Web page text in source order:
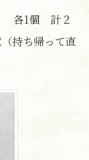
1個 計２
持ち帰って直